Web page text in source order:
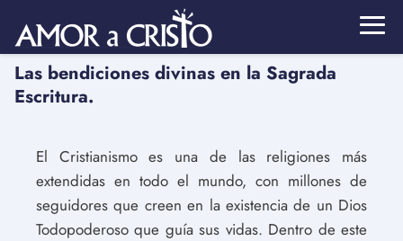
Las bendiciones divinas en la Sagrada
Escritura.
El Cristianismo es una de las religiones más
extendidas en todo el mundo, con millones de
seguidores que creen en la existencia de un Dios
Todopoderoso que guía sus vidas. Dentro de este